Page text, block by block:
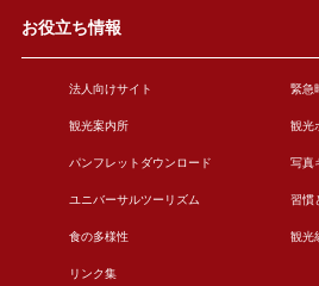
お役立ち情報
法人向けサイト 緊急
観光案内所 観光
パンフレットダウンロード 写真
ユニバーサルツーリズム 習慣
食の多様性 観光
リンク集